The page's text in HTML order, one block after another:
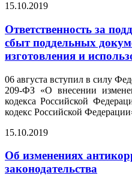
15.10.2019
Ответственность за
сбыт поддельных
изготовления и
06 августа вступил в силу
209-ФЗ «О внесении
кодекса Российской
кодекс Российской
15.10.2019
Об изменениях
законодательства